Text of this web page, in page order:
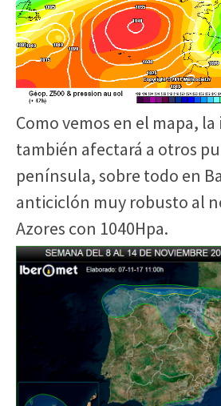
Como vemos en el mapa,
también afectará a otros
península, sobre todo en
anticiclón muy robusto al
Azores con 1040Hpa.